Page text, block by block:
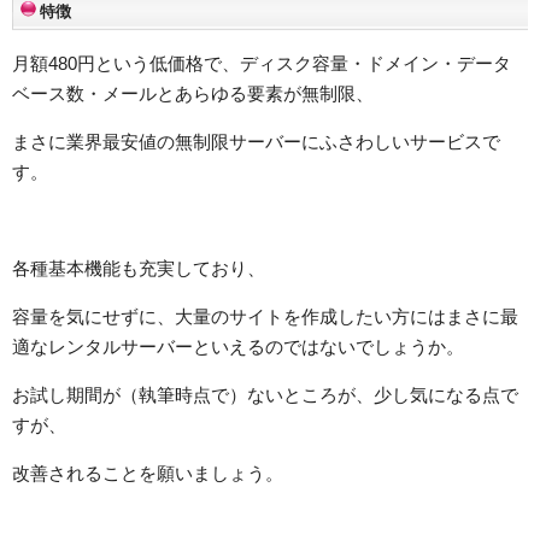
特徴
月額480円という低価格で、ディスク容量・ドメイン・データ
ベース数・メールとあらゆる要素が無制限、
まさに業界最安値の無制限サーバーにふさわしいサービスで
す。
各種基本機能も充実しており、
容量を気にせずに、大量のサイトを作成したい方にはまさに最
適なレンタルサーバーといえるのではないでしょうか。
お試し期間が（執筆時点で）ないところが、少し気になる点で
すが、
改善されることを願いましょう。